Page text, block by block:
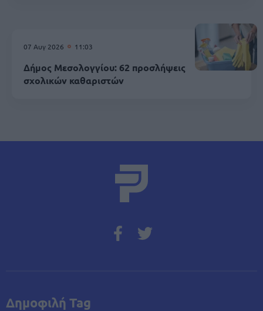
07 Αυγ 2026 11:03
Δήμος Μεσολογγίου: 62 προσλήψεις
σχολικών καθαριστών
Δημοφιλή Tag